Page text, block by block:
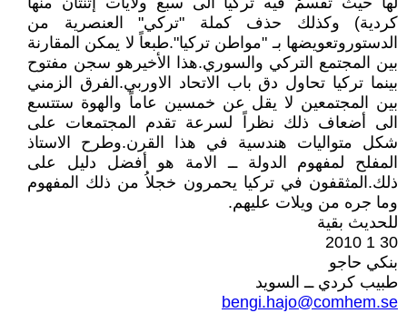
كردية) وكذلك حذف كملة "تركي" العنصرية من
الدستوروتعويضها بـ "مواطن تركيا".طبعاً لا يمكن المقارنة
بين المجتمع التركي والسوري.هذا الأخيرهو سجن مفتوح
بينما تركيا تحاول دق باب الاتحاد الاوربي.الفرق الزمني
بين المجتمعين لا يقل عن خمسين عاماً والهوة ستتسع
الى أضعاف ذلك نظراً لسرعة تقدم المجتمعات على
شكل متواليات هندسية في هذا القرن.وطرح الاستاذ
المفلح لمفهوم الدولة ــ الامة هو أفضل دليل على
ذلك.المثقفون في تركيا يحمرون خجلاُ من ذلك المفهوم
وما جره من ويلات عليهم.
للحديث بقية
30 1 2010
بنكي حاجو
طبيب كردي ــ السويد
bengi.hajo@comhem.se